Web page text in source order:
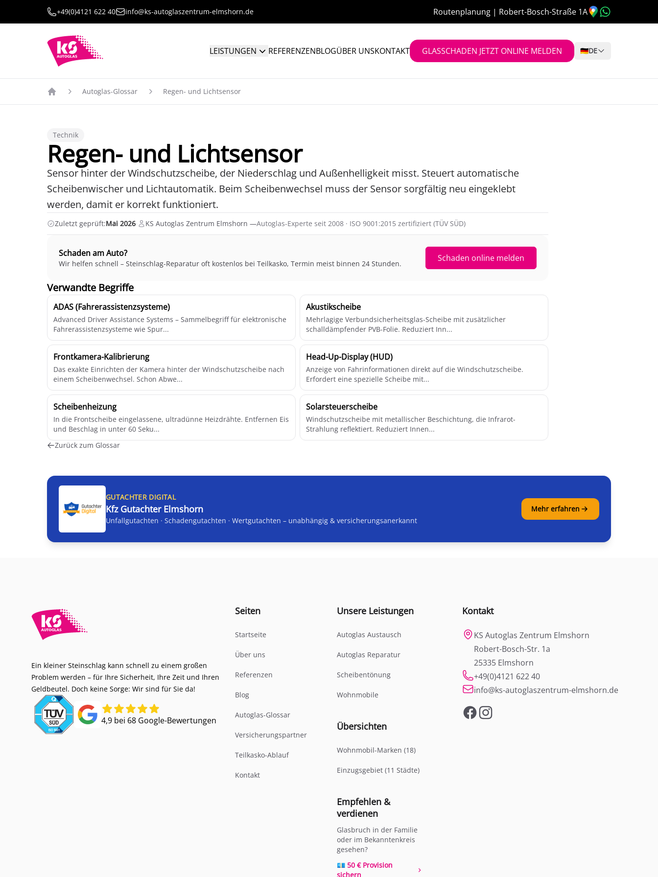
+49(0)4121 622 40 info@ks-autoglaszentrum-elmshorn.de Routenplanung | Robert-Bosch-Straße 1A
LEISTUNGEN REFERENZENBLOGÜBER UNSKONTAKT GLASSCHADEN JETZT ONLINE MELDEN 🇩🇪DE
Autoglas-Glossar Regen- und Lichtsensor
Technik
Regen- und Lichtsensor
Sensor hinter der Windschutzscheibe, der Niederschlag und Außenhelligkeit misst. Steuert automatische
Scheibenwischer und Lichtautomatik. Beim Scheibenwechsel muss der Sensor sorgfältig neu eingeklebt
werden, damit er korrekt funktioniert.
Zuletzt geprüft:Mai 2026· KS Autoglas Zentrum Elmshorn —Autoglas-Experte seit 2008 · ISO 9001:2015 zertifiziert (TÜV SÜD)
Schaden am Auto?
Wir helfen schnell – Steinschlag-Reparatur oft kostenlos bei Teilkasko, Termin meist binnen 24 Stunden.
Schaden online melden
Verwandte Begriffe
ADAS (Fahrerassistenzsysteme)
Advanced Driver Assistance Systems – Sammelbegriff für elektronische
Fahrerassistenzsysteme wie Spur...
Akustikscheibe
Mehrlagige Verbundsicherheitsglas-Scheibe mit zusätzlicher
schalldämpfender PVB-Folie. Reduziert Inn...
Frontkamera-Kalibrierung
Das exakte Einrichten der Kamera hinter der Windschutzscheibe nach
einem Scheibenwechsel. Schon Abwe...
Head-Up-Display (HUD)
Anzeige von Fahrinformationen direkt auf die Windschutzscheibe.
Erfordert eine spezielle Scheibe mit...
Scheibenheizung
In die Frontscheibe eingelassene, ultradünne Heizdrähte. Entfernen Eis
und Beschlag in unter 60 Seku...
Solarsteuerscheibe
Windschutzscheibe mit metallischer Beschichtung, die Infrarot-
Strahlung reflektiert. Reduziert Innen...
Zurück zum Glossar
GUTACHTER DIGITAL
Kfz Gutachter Elmshorn
Unfallgutachten · Schadengutachten · Wertgutachten – unabhängig & versicherungsanerkannt
Mehr erfahren
Ein kleiner Steinschlag kann schnell zu einem großen
Problem werden – für Ihre Sicherheit, Ihre Zeit und Ihren
Geldbeutel. Doch keine Sorge: Wir sind für Sie da!
4,9 bei 68 Google-Bewertungen
Seiten
Startseite
Über uns
Referenzen
Blog
Autoglas-Glossar
Versicherungspartner
Teilkasko-Ablauf
Kontakt
Unsere Leistungen
Autoglas Austausch
Autoglas Reparatur
Scheibentönung
Wohnmobile
Übersichten
Wohnmobil-Marken (18)
Einzugsgebiet (11 Städte)
Empfehlen &
verdienen
Glasbruch in der Familie
oder im Bekanntenkreis
gesehen?
💶 50 € Provision
sichern
Kontakt
KS Autoglas Zentrum Elmshorn
Robert-Bosch-Str. 1a
25335 Elmshorn
+49(0)4121 622 40
info@ks-autoglaszentrum-elmshorn.de
FacebookInstagram